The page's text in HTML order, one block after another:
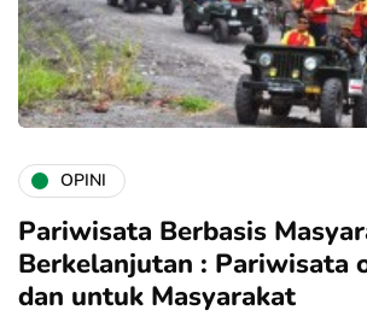
OPINI
Pariwisata Berbasis
Berkelanjutan : Pariwisata
dan untuk Masyarakat